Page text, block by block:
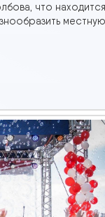
что
местную